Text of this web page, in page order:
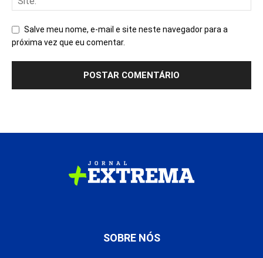
Salve meu nome, e-mail e site neste navegador para a
próxima vez que eu comentar.
SOBRE NÓS